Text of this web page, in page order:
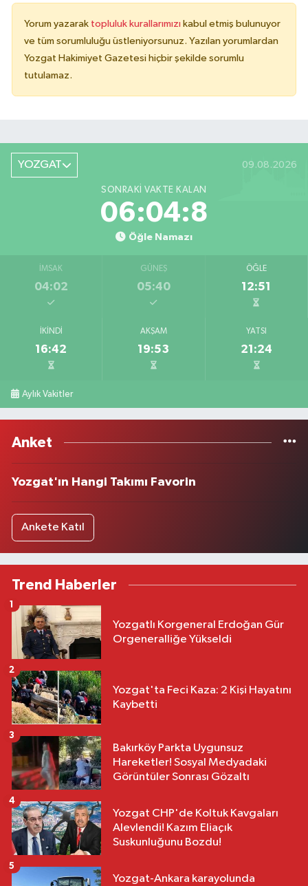
Yorum yazarak topluluk kurallarımızı kabul etmiş bulunuyor
ve tüm sorumluluğu üstleniyorsunuz. Yazılan yorumlardan
Yozgat Hakimiyet Gazetesi hiçbir şekilde sorumlu
tutulamaz.
YOZGAT 09.08.2026
SONRAKI VAKTE KALAN
06:04:8
Öğle Namazı
İMSAK
04:02
GÜNEŞ
05:40
ÖĞLE
12:51
İKINDI
16:42
AKŞAM
19:53
YATSI
21:24
Aylık Vakitler
Anket
Yozgat'ın Hangi Takımı Favorin
Ankete Katıl
Trend Haberler
Yozgatlı Korgeneral Erdoğan Gür
Orgeneralliğe Yükseldi
1
Yozgat'ta Feci Kaza: 2 Kişi Hayatını
Kaybetti
2
Bakırköy Parkta Uygunsuz
Hareketler! Sosyal Medyadaki
Görüntüler Sonrası Gözaltı
3
Yozgat CHP'de Koltuk Kavgaları
Alevlendi! Kazım Eliaçık
Suskunluğunu Bozdu!
4
Yozgat-Ankara karayolunda
5